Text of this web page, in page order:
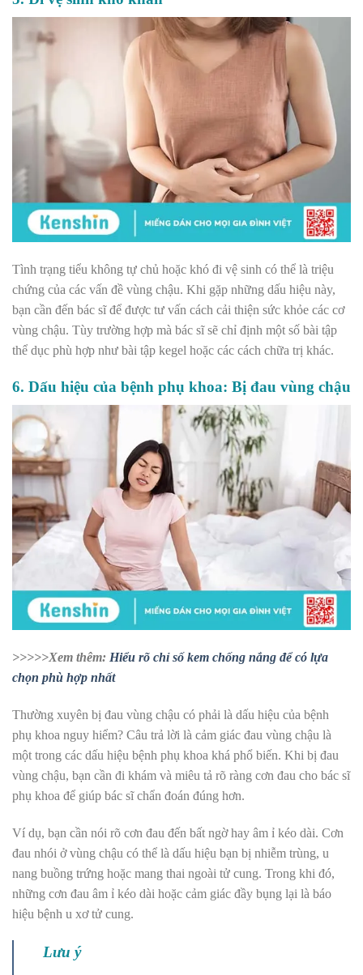
Tình trạng tiểu không tự chủ hoặc khó đi vệ sinh có thể là triệu
chứng của các vấn đề vùng chậu. Khi gặp những dấu hiệu này,
bạn cần đến bác sĩ để được tư vấn cách cải thiện sức khỏe các cơ
vùng chậu. Tùy trường hợp mà bác sĩ sẽ chỉ định một số bài tập
thể dục phù hợp như bài tập kegel hoặc các cách chữa trị khác.
6. Dấu hiệu của bệnh phụ khoa: Bị đau vùng chậu
>>>>>Xem thêm: Hiểu rõ chỉ số kem chống nắng để có lựa
chọn phù hợp nhất
Thường xuyên bị đau vùng chậu có phải là dấu hiệu của bệnh
phụ khoa nguy hiểm? Câu trả lời là cảm giác đau vùng chậu là
một trong các dấu hiệu bệnh phụ khoa khá phổ biến. Khi bị đau
vùng chậu, bạn cần đi khám và miêu tả rõ ràng cơn đau cho bác sĩ
phụ khoa để giúp bác sĩ chẩn đoán đúng hơn.
Ví dụ, bạn cần nói rõ cơn đau đến bất ngờ hay âm ỉ kéo dài. Cơn
đau nhói ở vùng chậu có thể là dấu hiệu bạn bị nhiễm trùng, u
nang buồng trứng hoặc mang thai ngoài tử cung. Trong khi đó,
những cơn đau âm ỉ kéo dài hoặc cảm giác đầy bụng lại là báo
hiệu bệnh u xơ tử cung.
Lưu ý